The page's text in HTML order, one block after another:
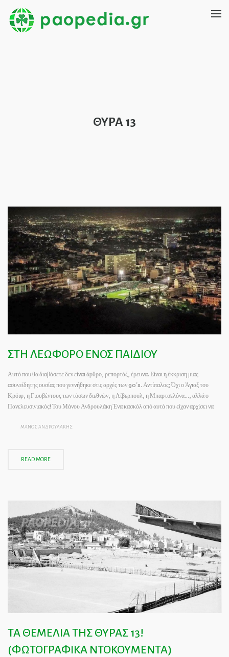
ΘΥΡΑ 13
ΣΤΗ ΛΕΩΦΟΡΟ ΕΝΟΣ ΠΑΙΔΙΟΥ
Αυτό που θα διαβάσετε δεν είναι άρθρο, ρεπορτάζ, έρευνα. Είναι η έκκριση μιας
ασυνείδητης ουσίας που γεννήθηκε στις αρχές των 90’s. Αντίπαλος; Όχι ο Άγιαξ του
Κρόιφ, η Γιουβέντους των τόσων διεθνών, η Λίβερπουλ, η Μπαρτσελόνα…, αλλά ο
Πανελευσινιακός! Του Μάνου Ανδρουλάκη Ένα κασκόλ από αυτά που είχαν αρχίσει να
ΜΑΝΟΣ ΑΝΔΡΟΥΛΑΚΗΣ
READ MORE
ΤΑ ΘΕΜΕΛΙΑ ΤΗΣ ΘΥΡΑΣ 13!
(ΦΩΤΟΓΡΑΦΙΚΑ ΝΤΟΚΟΥΜΕΝΤΑ)